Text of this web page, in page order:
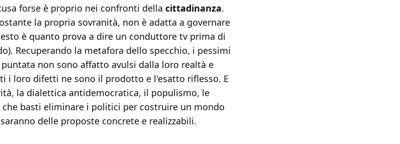
forse è proprio nei confronti della cittadinanza.
la propria sovranità, non è adatta a governare
è quanto prova a dire un conduttore tv prima di
Recuperando la metafora dello specchio, i pessimi
non sono affatto avulsi dalla loro realtà e
i loro difetti ne sono il prodotto e l'esatto riflesso. E
la dialettica antidemocratica, il populismo, le
basti eliminare i politici per costruire un mondo
delle proposte concrete e realizzabili.